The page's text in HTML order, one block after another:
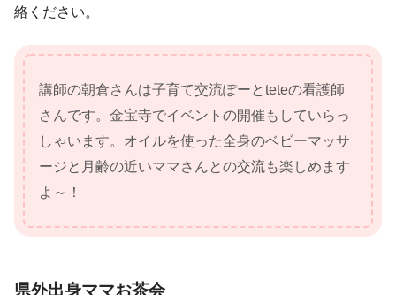
絡ください。
講師の朝倉さんは子育て交流ぽーとteteの看護師
さんです。金宝寺でイベントの開催もしていらっ
しゃいます。オイルを使った全身のベビーマッサ
ージと月齢の近いママさんとの交流も楽しめます
よ～！
県外出身ママお茶会